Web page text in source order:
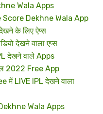
Wala Apps
Dekhne Wala App
के लिए ऐप्स
देखने वाला एप्स
देखने वाले Apps
2022 Free App
में LIVE IPL देखने वाला
Wala Apps